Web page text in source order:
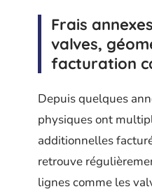
Frais
valves,
facturation
Depuis quelques
physiques ont
additionnelles
retrouve
lignes comme les